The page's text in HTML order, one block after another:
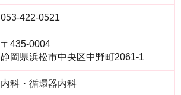
053-422-0521
〒435-0004
静岡県浜松市中央区中野町2061-1
内科・循環器内科